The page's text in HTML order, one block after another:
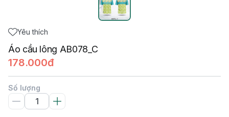
Yêu thích
Áo cầu lông AB078_C
178.000đ
Số lượng